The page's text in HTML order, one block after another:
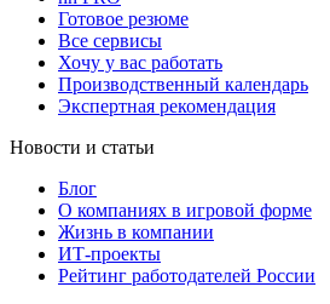
Готовое резюме
Все сервисы
Хочу у вас работать
Производственный календарь
Экспертная рекомендация
Новости и статьи
Блог
О компаниях в игровой форме
Жизнь в компании
ИТ-проекты
Рейтинг работодателей России